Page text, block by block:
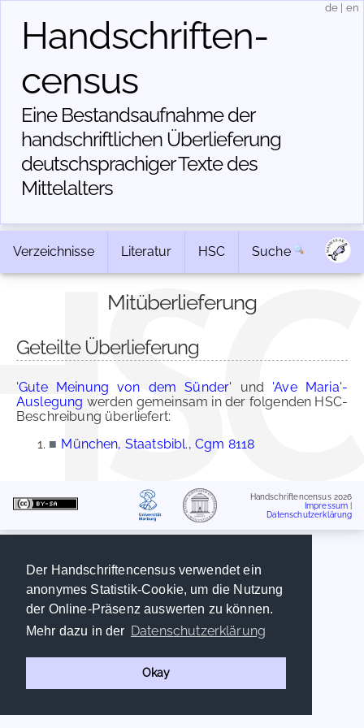
Der Handschriftencensus verwendet ein
anonymes Statistik-Cookie, um die Nutzung
der Online-Präsenz auswerten zu können.
Mehr dazu in der Datenschutzerklärung
Okay
Handschriften­
census
Eine Bestandsaufnahme der
handschriftlichen Über­lieferung
deutschsprachiger Texte des
Mittelalters
de en
Verzeichnisse Literatur HSC Suche
Mitüberlieferung
Geteilte Überlieferung
'Gute Meinung von dem Sünder' und 'Ave Maria'-
Auslegung werden gemeinsam in der folgenden HSC-
Beschreibung überliefert:
■ München, Staatsbibl., Cgm 8118
Handschriftencensus 2026
Impressum
Datenschutzerklärung